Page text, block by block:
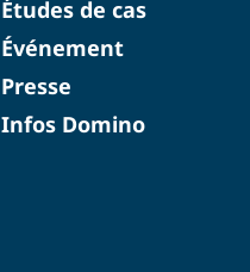
Études de cas
Événement
Presse
Infos Domino